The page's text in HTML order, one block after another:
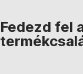
Fedezd fel